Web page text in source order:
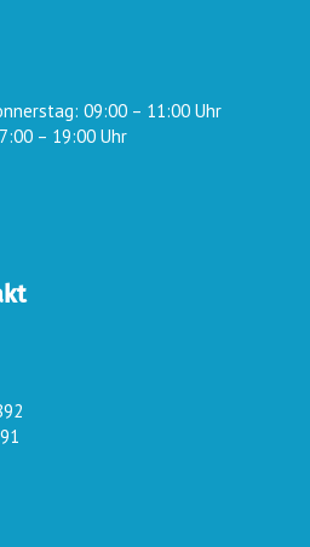
09:00 – 11:00 Uhr
– 19:00 Uhr